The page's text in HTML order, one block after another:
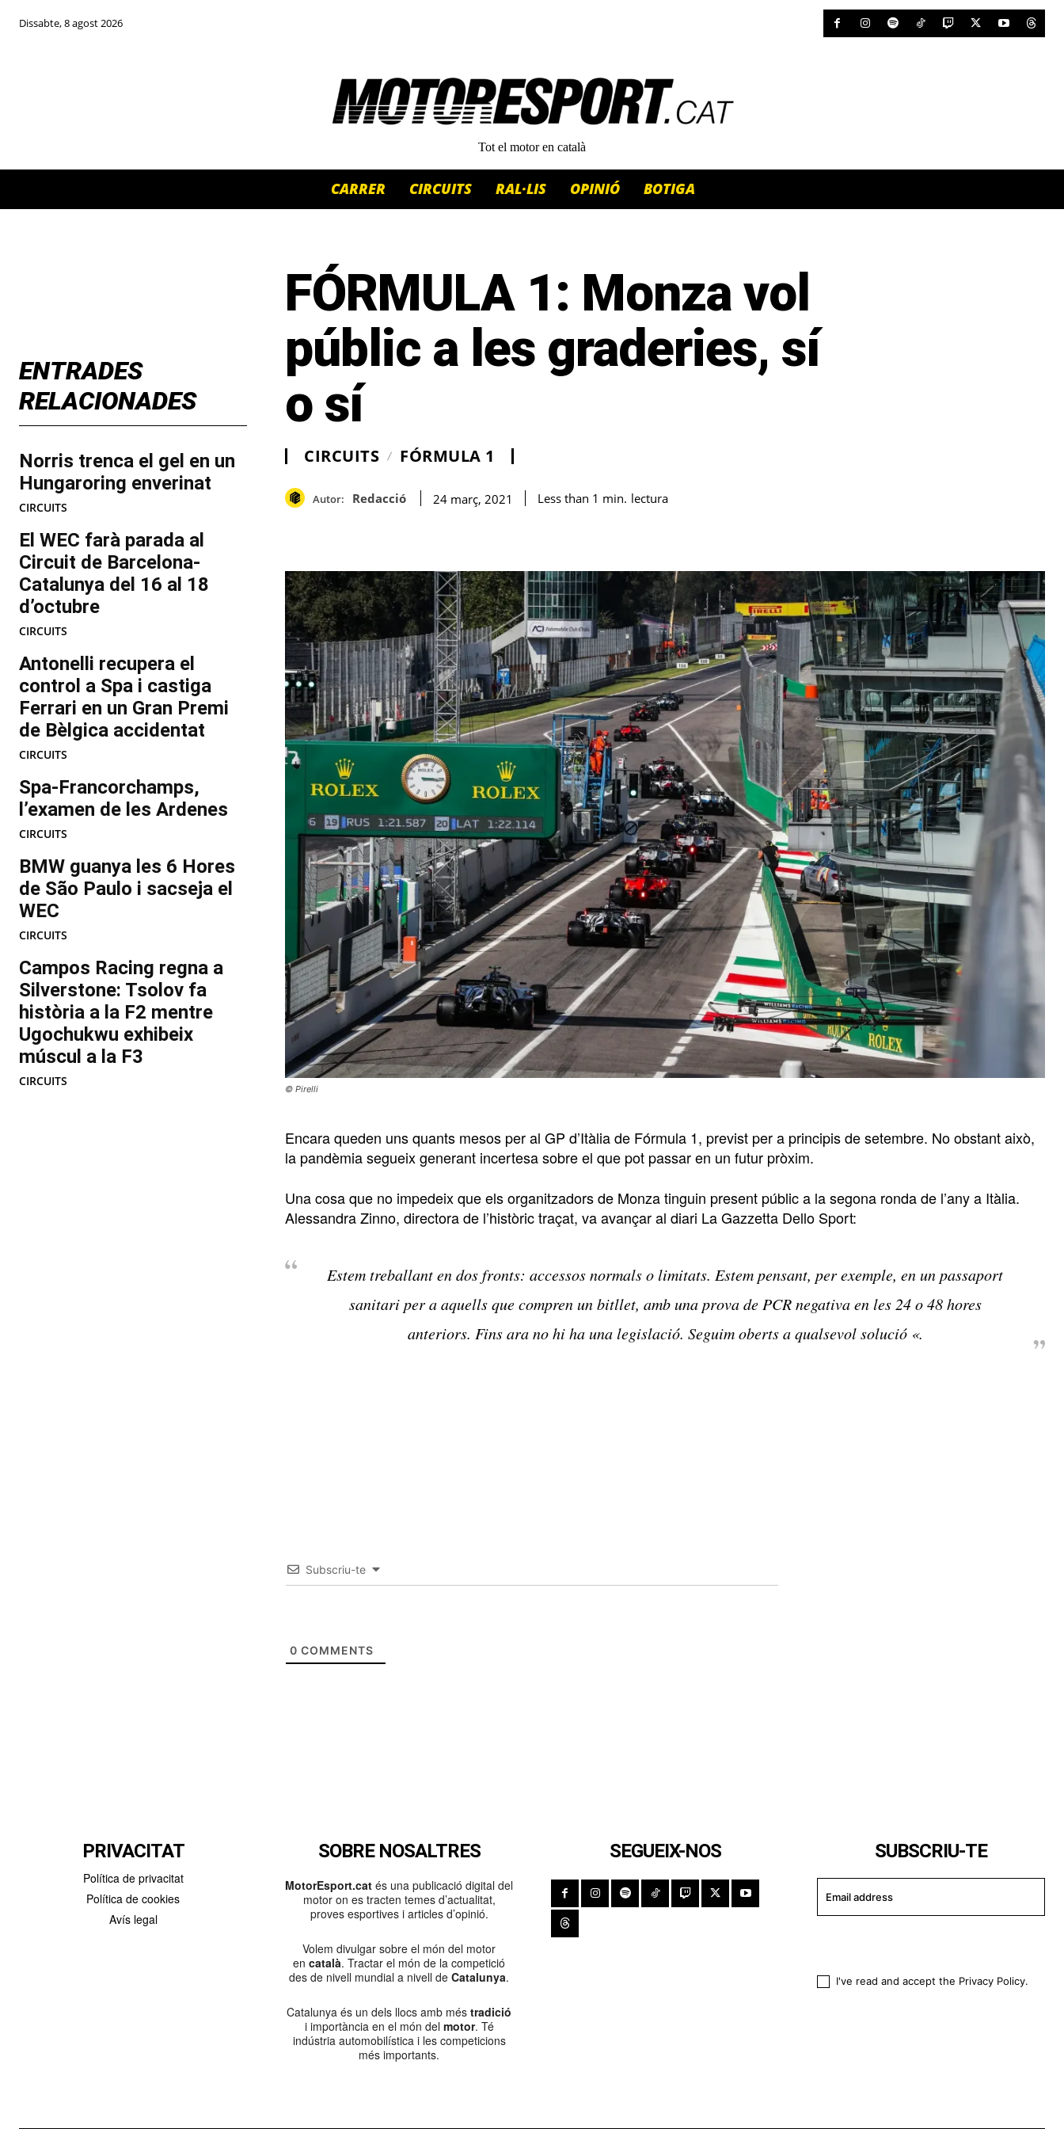
Dissabte, 8 agost 2026
Tot el motor en català
CARRER CIRCUITS RAL·LIS OPINIÓ BOTIGA
ENTRADES
RELACIONADES
Norris trenca el gel en un
Hungaroring enverinat
CIRCUITS
El WEC farà parada al
Circuit de Barcelona-
Catalunya del 16 al 18
d’octubre
CIRCUITS
Antonelli recupera el
control a Spa i castiga
Ferrari en un Gran Premi
de Bèlgica accidentat
CIRCUITS
Spa-Francorchamps,
l’examen de les Ardenes
CIRCUITS
BMW guanya les 6 Hores
de São Paulo i sacseja el
WEC
CIRCUITS
Campos Racing regna a
Silverstone: Tsolov fa
història a la F2 mentre
Ugochukwu exhibeix
múscul a la F3
CIRCUITS
FÓRMULA 1: Monza vol
públic a les graderies, sí
o sí
CIRCUITS FÓRMULA 1
Autor: Redacció 24 març, 2021 Less than 1 min. lectura
© Pirelli
Encara queden uns quants mesos per al GP d’Itàlia de Fórmula 1, previst per a principis de setembre. No obstant això,
la pandèmia segueix generant incertesa sobre el que pot passar en un futur pròxim.
Una cosa que no impedeix que els organitzadors de Monza tinguin present públic a la segona ronda de l’any a Itàlia.
Alessandra Zinno, directora de l’històric traçat, va avançar al diari La Gazzetta Dello Sport:
Estem treballant en dos fronts: accessos normals o limitats. Estem pensant, per exemple, en un passaport
sanitari per a aquells que compren un bitllet, amb una prova de PCR negativa en les 24 o 48 hores
anteriors. Fins ara no hi ha una legislació. Seguim oberts a qualsevol solució «.
Subscriu-te
0 COMMENTS
PRIVACITAT
Política de privacitat
Política de cookies
Avís legal
SOBRE NOSALTRES
MotorEsport.cat és una publicació digital del
motor on es tracten temes d’actualitat,
proves esportives i articles d’opinió.
Volem divulgar sobre el món del motor
en català. Tractar el món de la competició
des de nivell mundial a nivell de Catalunya.
Catalunya és un dels llocs amb més tradició
i importància en el món del motor. Té
indústria automobilística i les competicions
més importants.
SEGUEIX-NOS SUBSCRIU-TE
I've read and accept the Privacy Policy.